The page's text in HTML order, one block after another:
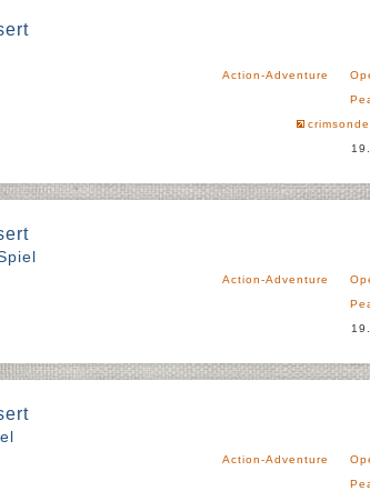
Action-Adventure
Action-Adventure
Action-Adventure